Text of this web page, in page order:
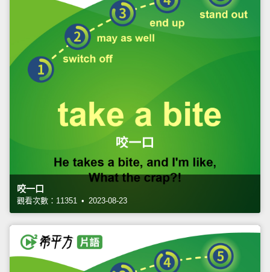
咬一口
觀看次數：11351 • 2023-08-23